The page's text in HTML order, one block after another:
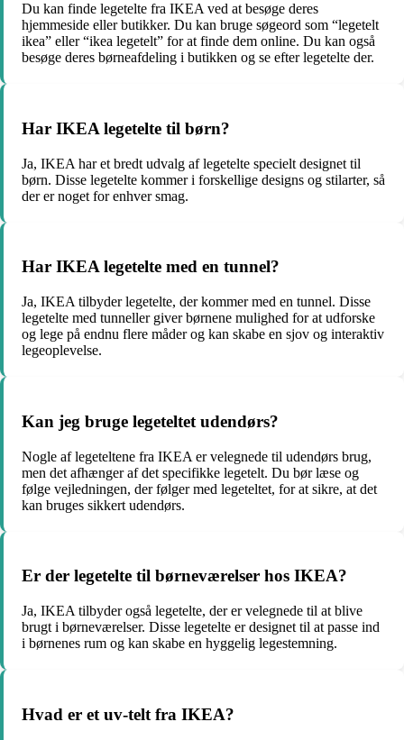
Du kan finde legetelte fra IKEA ved at besøge deres
hjemmeside eller butikker. Du kan bruge søgeord som “legetelt
ikea” eller “ikea legetelt” for at finde dem online. Du kan også
besøge deres børneafdeling i butikken og se efter legetelte der.
Har IKEA legetelte til børn?
Ja, IKEA har et bredt udvalg af legetelte specielt designet til
børn. Disse legetelte kommer i forskellige designs og stilarter, så
der er noget for enhver smag.
Har IKEA legetelte med en tunnel?
Ja, IKEA tilbyder legetelte, der kommer med en tunnel. Disse
legetelte med tunneller giver børnene mulighed for at udforske
og lege på endnu flere måder og kan skabe en sjov og interaktiv
legeoplevelse.
Kan jeg bruge legeteltet udendørs?
Nogle af legeteltene fra IKEA er velegnede til udendørs brug,
men det afhænger af det specifikke legetelt. Du bør læse og
følge vejledningen, der følger med legeteltet, for at sikre, at det
kan bruges sikkert udendørs.
Er der legetelte til børneværelser hos IKEA?
Ja, IKEA tilbyder også legetelte, der er velegnede til at blive
brugt i børneværelser. Disse legetelte er designet til at passe ind
i børnenes rum og kan skabe en hyggelig legestemning.
Hvad er et uv-telt fra IKEA?